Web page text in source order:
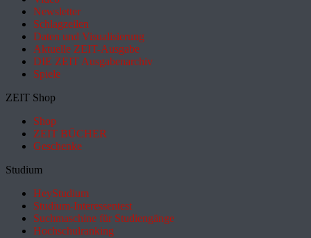
Newsletter
Schlagzeilen
Daten und Visualisierung
Aktuelle ZEIT-Ausgabe
DIE ZEIT Ausgabenarchiv
Spiele
ZEIT Shop
Shop
ZEIT BÜCHER
Geschenke
Studium
HeyStudium
Studium-Interessentest
Suchmaschine für Studiengänge
Hochschulranking